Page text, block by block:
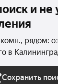
и не
рядом:
в
Сохранить